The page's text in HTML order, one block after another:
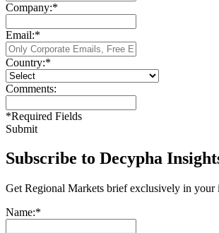
Company:*
Email:*
Country:*
Comments:
*Required Fields
Submit
Subscribe to Decypha
Get Regional Markets brief exclusively in your
Name:*